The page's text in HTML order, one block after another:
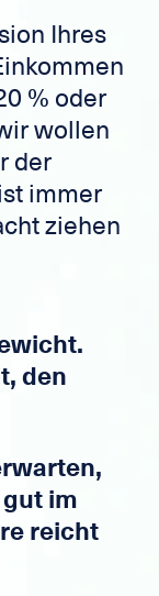
Ihres
% oder
wollen
der
immer
ziehen
den
im
reicht